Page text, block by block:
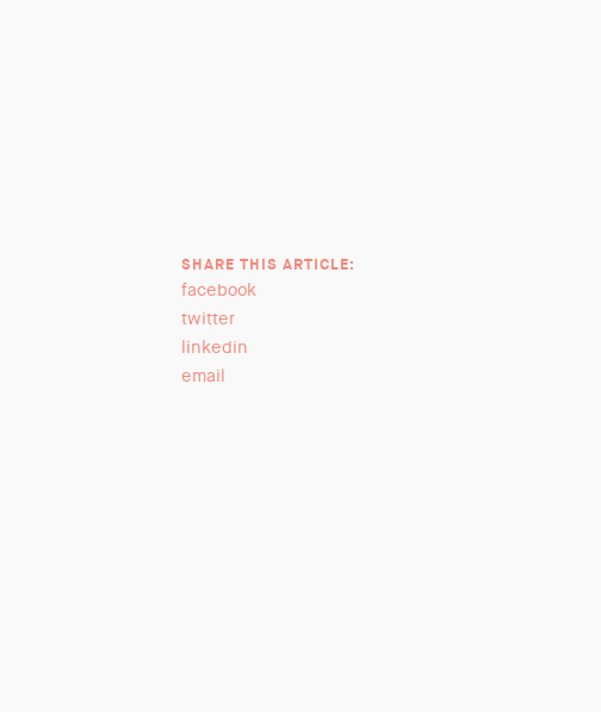
SHARE THIS ARTICLE:
facebook
twitter
linkedin
email